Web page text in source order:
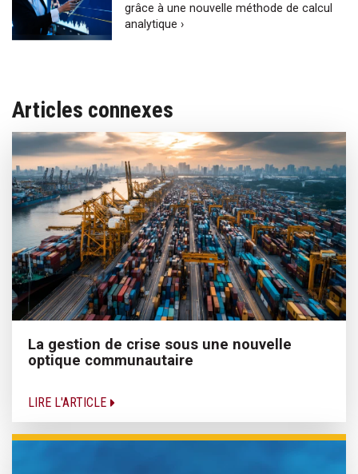
grâce à une nouvelle méthode de calcul
analytique ›
Articles connexes
La gestion de crise sous une nouvelle
optique communautaire
LIRE L'ARTICLE